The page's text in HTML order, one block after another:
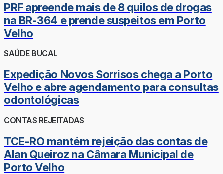
PRF apreende mais de 8 quilos de drogas
na BR-364 e prende suspeitos em Porto
Velho
SAÚDE BUCAL
Expedição Novos Sorrisos chega a Porto
Velho e abre agendamento para consultas
odontológicas
CONTAS REJEITADAS
TCE-RO mantém rejeição das contas de
Alan Queiroz na Câmara Municipal de
Porto Velho